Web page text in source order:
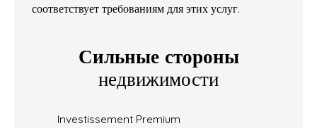
соответствует требованиям для этих услуг.
Сильные стороны
недвижимости
Investissement Premium